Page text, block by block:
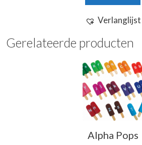
Verlanglijst
Gerelateerde producten
Alpha Pops